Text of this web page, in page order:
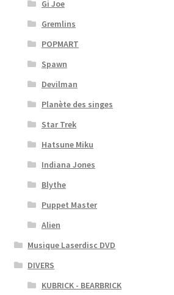
Gi Joe
Gremlins
POPMART
Spawn
Devilman
Planète des singes
Star Trek
Hatsune Miku
Indiana Jones
Blythe
Puppet Master
Alien
Musique Laserdisc DVD
DIVERS
KUBRICK - BEARBRICK